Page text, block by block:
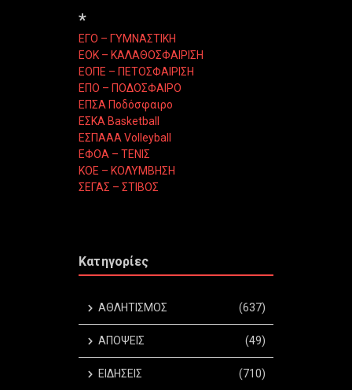
*
ΕΓΟ – ΓΥΜΝΑΣΤΙΚΗ
ΕΟΚ – ΚΑΛΑΘΟΣΦΑΙΡΙΣΗ
ΕΟΠΕ – ΠΕΤΟΣΦΑΙΡΙΣΗ
ΕΠΟ – ΠΟΔΟΣΦΑΙΡΟ
ΕΠΣΑ Ποδόσφαιρο
ΕΣΚΑ Basketball
ΕΣΠΑΑΑ Volleyball
ΕΦΟΑ – ΤΕΝΙΣ
ΚΟΕ – ΚΟΛΥΜΒΗΣΗ
ΣΕΓΑΣ – ΣΤΙΒΟΣ
Κατηγορίες
ΑΘΛΗΤΙΣΜΟΣ (637)
ΑΠΟΨΕΙΣ (49)
ΕΙΔΗΣΕΙΣ (710)